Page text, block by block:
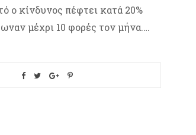
ο κίνδυνος πέφτει κατά 20%
μέχρι 10 φορές τον μήνα.…